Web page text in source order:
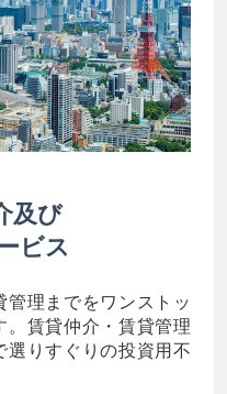
及び
ビス
管理までをワンストッ
。賃貸仲介・賃貸管理
選りすぐりの投資用不